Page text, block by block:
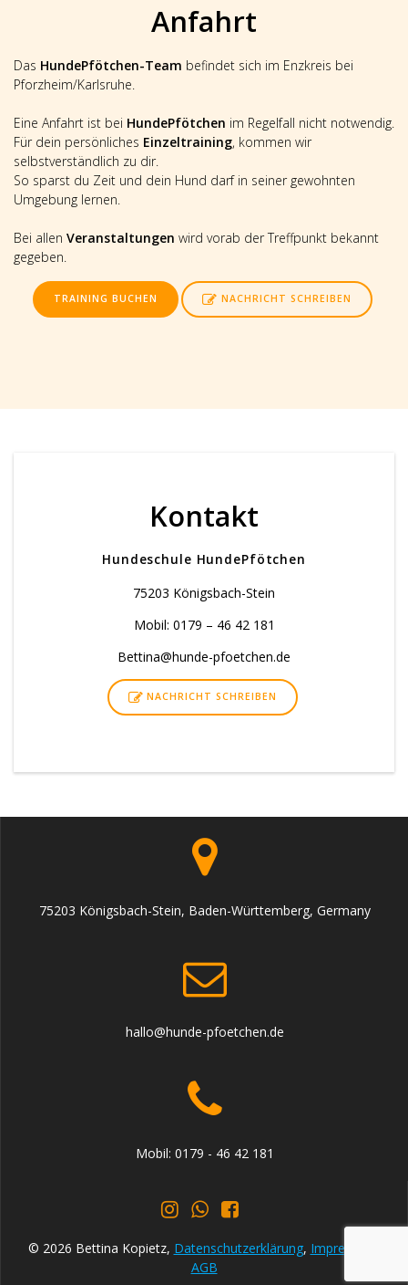
Anfahrt
Das HundePfötchen-Team befindet sich im Enzkreis bei
Pforzheim/Karlsruhe.
Eine Anfahrt ist bei HundePfötchen im Regelfall nicht notwendig.
Für dein persönliches Einzeltraining, kommen wir
selbstverständlich zu dir.
So sparst du Zeit und dein Hund darf in seiner gewohnten
Umgebung lernen.
Bei allen Veranstaltungen wird vorab der Treffpunkt bekannt
gegeben.
TRAINING BUCHEN NACHRICHT SCHREIBEN
Kontakt
Hundeschule HundePfötchen
75203 Königsbach-Stein
Mobil: 0179 – 46 42 181
Bettina@hunde-pfoetchen.de
NACHRICHT SCHREIBEN
75203 Königsbach-Stein, Baden-Württemberg, Germany
hallo@hunde-pfoetchen.de
Mobil: 0179 - 46 42 181
© 2026 Bettina Kopietz, Datenschutzerklärung, Impressum
AGB